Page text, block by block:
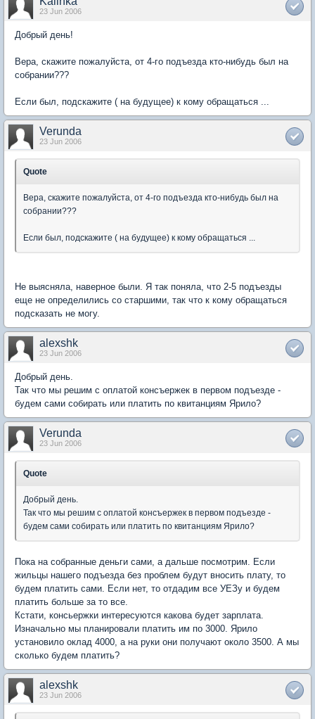
23 Jun 2006
Добрый день!
Вера, скажите пожалуйста, от 4-го подъезда кто-нибудь был на
собрании???
Если был, подскажите ( на будущее) к кому обращаться ...
Verunda
23 Jun 2006
Quote
Вера, скажите пожалуйста, от 4-го подъезда кто-нибудь был на
собрании???
Если был, подскажите ( на будущее) к кому обращаться ...
Не выясняла, наверное были. Я так поняла, что 2-5 подъезды
еще не определились со старшими, так что к кому обращаться
подсказать не могу.
alexshk
23 Jun 2006
Добрый день.
Так что мы решим с оплатой консъержек в первом подъезде -
будем сами собирать или платить по квитанциям Ярило?
Verunda
23 Jun 2006
Quote
Добрый день.
Так что мы решим с оплатой консъержек в первом подъезде -
будем сами собирать или платить по квитанциям Ярило?
Пока на собранные деньги сами, а дальше посмотрим. Если
жильцы нашего подъезда без проблем будут вносить плату, то
будем платить сами. Если нет, то отдадим все УЕЗу и будем
платить больше за то все.
Кстати, консьержки интересуются какова будет зарплата.
Изначально мы планировали платить им по 3000. Ярило
установило оклад 4000, а на руки они получают около 3500. А мы
сколько будем платить?
alexshk
23 Jun 2006